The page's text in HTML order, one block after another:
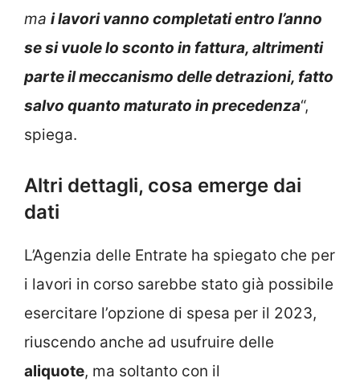
ma i lavori vanno completati entro l’anno
se si vuole lo sconto in fattura, altrimenti
parte il meccanismo delle detrazioni, fatto
salvo quanto maturato in precedenza“,
spiega.
Altri dettagli, cosa emerge dai
dati
L’Agenzia delle Entrate ha spiegato che per
i lavori in corso sarebbe stato già possibile
esercitare l’opzione di spesa per il 2023,
riuscendo anche ad usufruire delle
aliquote, ma soltanto con il